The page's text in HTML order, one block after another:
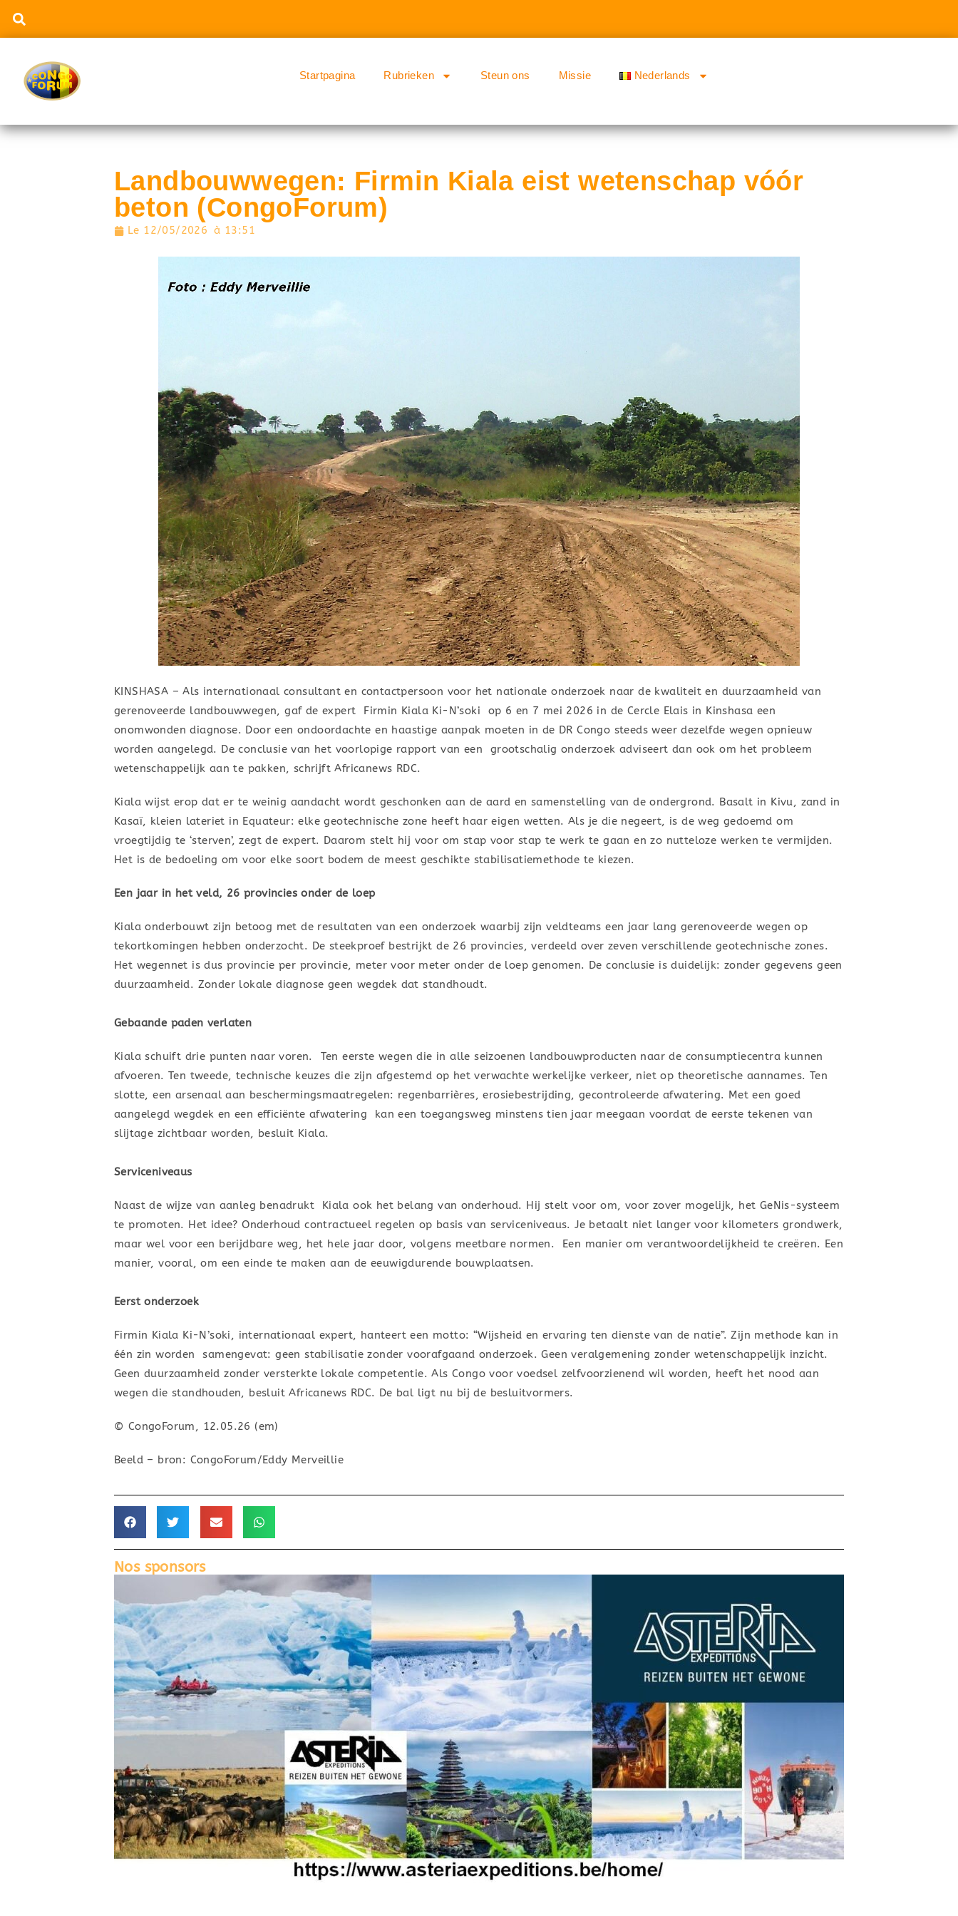
Startpagina Rubrieken Steun ons Missie Nederlands
Landbouwwegen: Firmin Kiala eist wetenschap vóór
beton (CongoForum)
Le 12/05/2026 à 13:51
KINSHASA – Als internationaal consultant en contactpersoon voor het nationale onderzoek naar de kwaliteit en duurzaamheid van
gerenoveerde landbouwwegen, gaf de expert Firmin Kiala Ki-N’soki op 6 en 7 mei 2026 in de Cercle Elais in Kinshasa een
onomwonden diagnose. Door een ondoordachte en haastige aanpak moeten in de DR Congo steeds weer dezelfde wegen opnieuw
worden aangelegd. De conclusie van het voorlopige rapport van een grootschalig onderzoek adviseert dan ook om het probleem
wetenschappelijk aan te pakken, schrijft Africanews RDC.
Kiala wijst erop dat er te weinig aandacht wordt geschonken aan de aard en samenstelling van de ondergrond. Basalt in Kivu, zand in
Kasaï, kleien lateriet in Equateur: elke geotechnische zone heeft haar eigen wetten. Als je die negeert, is de weg gedoemd om
vroegtijdig te ‘sterven’, zegt de expert. Daarom stelt hij voor om stap voor stap te werk te gaan en zo nutteloze werken te vermijden.
Het is de bedoeling om voor elke soort bodem de meest geschikte stabilisatiemethode te kiezen.
Een jaar in het veld, 26 provincies onder de loep
Kiala onderbouwt zijn betoog met de resultaten van een onderzoek waarbij zijn veldteams een jaar lang gerenoveerde wegen op
tekortkomingen hebben onderzocht. De steekproef bestrijkt de 26 provincies, verdeeld over zeven verschillende geotechnische zones.
Het wegennet is dus provincie per provincie, meter voor meter onder de loep genomen. De conclusie is duidelijk: zonder gegevens geen
duurzaamheid. Zonder lokale diagnose geen wegdek dat standhoudt.
Gebaande paden verlaten
Kiala schuift drie punten naar voren. Ten eerste wegen die in alle seizoenen landbouwproducten naar de consumptiecentra kunnen
afvoeren. Ten tweede, technische keuzes die zijn afgestemd op het verwachte werkelijke verkeer, niet op theoretische aannames. Ten
slotte, een arsenaal aan beschermingsmaatregelen: regenbarrières, erosiebestrijding, gecontroleerde afwatering. Met een goed
aangelegd wegdek en een efficiënte afwatering kan een toegangsweg minstens tien jaar meegaan voordat de eerste tekenen van
slijtage zichtbaar worden, besluit Kiala.
Serviceniveaus
Naast de wijze van aanleg benadrukt Kiala ook het belang van onderhoud. Hij stelt voor om, voor zover mogelijk, het GeNis-systeem
te promoten. Het idee? Onderhoud contractueel regelen op basis van serviceniveaus. Je betaalt niet langer voor kilometers grondwerk,
maar wel voor een berijdbare weg, het hele jaar door, volgens meetbare normen. Een manier om verantwoordelijkheid te creëren. Een
manier, vooral, om een einde te maken aan de eeuwigdurende bouwplaatsen.
Eerst onderzoek
Firmin Kiala Ki-N’soki, internationaal expert, hanteert een motto: “Wijsheid en ervaring ten dienste van de natie”. Zijn methode kan in
één zin worden samengevat: geen stabilisatie zonder voorafgaand onderzoek. Geen veralgemening zonder wetenschappelijk inzicht.
Geen duurzaamheid zonder versterkte lokale competentie. Als Congo voor voedsel zelfvoorzienend wil worden, heeft het nood aan
wegen die standhouden, besluit Africanews RDC. De bal ligt nu bij de besluitvormers.
© CongoForum, 12.05.26 (em)
Beeld – bron: CongoForum/Eddy Merveillie
Nos sponsors